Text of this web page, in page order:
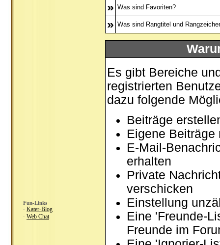
Fun-Links
· Kater-Blog
· Web Chat
» Was sind Favoriten?
» Was sind Rangtitel und
Es gibt Bereiche
registrierten
dazu folgende
Beiträge
Eigene
E-Mail-
erhalten
Private
verschicken
Einstellung
Eine 'Freunde-
Freunde im